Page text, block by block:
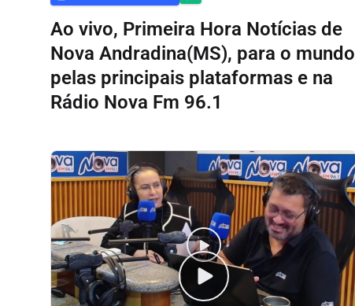
Ao vivo, Primeira Hora Notícias de
Nova Andradina(MS), para o mundo
pelas principais plataformas e na
Rádio Nova Fm 96.1